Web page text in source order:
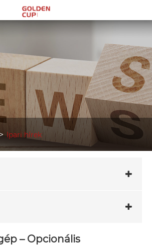
Ipari hírek
– Opcionális